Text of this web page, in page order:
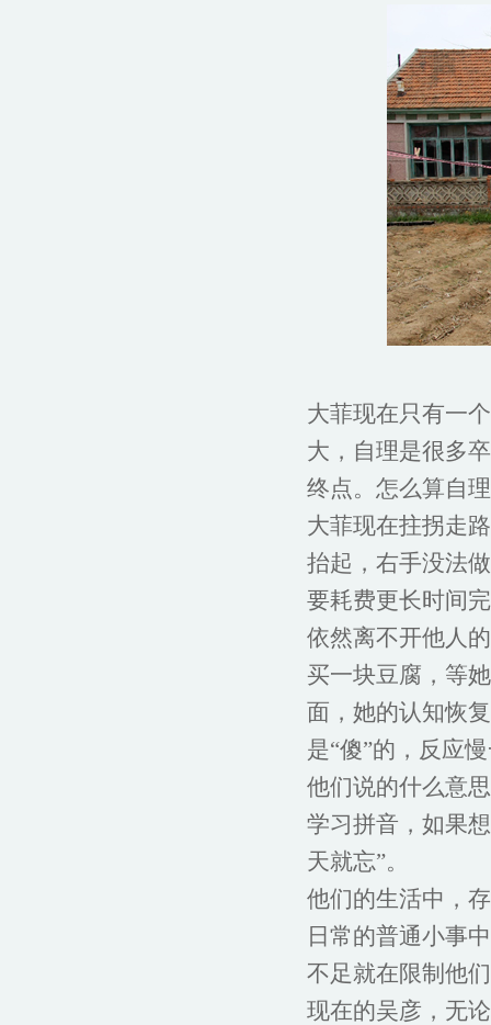
大菲现在只有一
大，自理是很多
终点。怎么算自
大菲现在拄拐走
抬起，右手没法
要耗费更长时间
依然离不开他人
买一块豆腐，等
面，她的认知恢
是“傻”的，反应
他们说的什么意
学习拼音，如果
天就忘”。
他们的生活中，
日常的普通小事
不足就在限制他
现在的吴彦，无